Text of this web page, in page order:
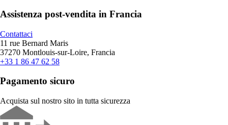
Assistenza post-vendita in Francia
Contattaci
11 rue Bernard Maris
37270 Montlouis-sur-Loire, Francia
+33 1 86 47 62 58
Pagamento sicuro
Acquista sul nostro sito in tutta sicurezza